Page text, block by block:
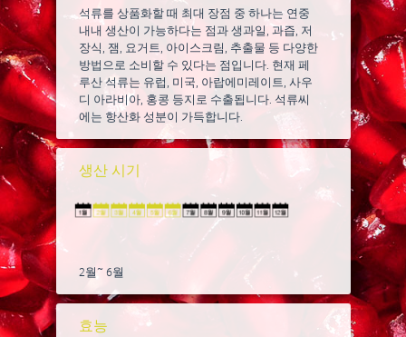
석류를 상품화할 때 최대 장점 중 하나는 연중
내내 생산이 가능하다는 점과 생과일, 과즙, 저
장식, 잼, 요거트, 아이스크림, 추출물 등 다양한
방법으로 소비할 수 있다는 점입니다. 현재 페
루산 석류는 유럽, 미국, 아랍에미레이트, 사우
디 아라비아, 홍콩 등지로 수출됩니다. 석류씨
에는 항산화 성분이 가득합니다.
생산 시기
2월~ 6월
효능